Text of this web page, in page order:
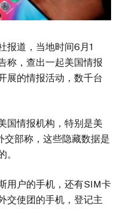
报道，当地时间6月1
称，查出一起美国情报
展的情报活动，数千台
国情报机构，特别是美
交部称，这些隐藏数据是
用户的手机，还有SIM卡
交使团的手机，登记主